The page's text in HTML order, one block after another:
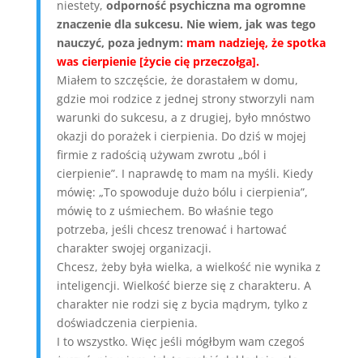
niestety, odporność psychiczna ma ogromne
znaczenie dla sukcesu. Nie wiem, jak was tego
nauczyć, poza jednym: mam nadzieję, że spotka
was cierpienie [życie cię przeczołga].
Miałem to szczęście, że dorastałem w domu,
gdzie moi rodzice z jednej strony stworzyli nam
warunki do sukcesu, a z drugiej, było mnóstwo
okazji do porażek i cierpienia. Do dziś w mojej
firmie z radością używam zwrotu „ból i
cierpienie”. I naprawdę to mam na myśli. Kiedy
mówię: „To spowoduje dużo bólu i cierpienia”,
mówię to z uśmiechem. Bo właśnie tego
potrzeba, jeśli chcesz trenować i hartować
charakter swojej organizacji.
Chcesz, żeby była wielka, a wielkość nie wynika z
inteligencji. Wielkość bierze się z charakteru. A
charakter nie rodzi się z bycia mądrym, tylko z
doświadczenia cierpienia.
I to wszystko. Więc jeśli mógłbym wam czegoś